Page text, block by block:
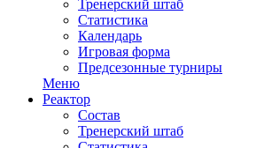
Тренерский штаб
Статистика
Календарь
Игровая форма
Предсезонные турниры
Меню
Реактор
Состав
Тренерский штаб